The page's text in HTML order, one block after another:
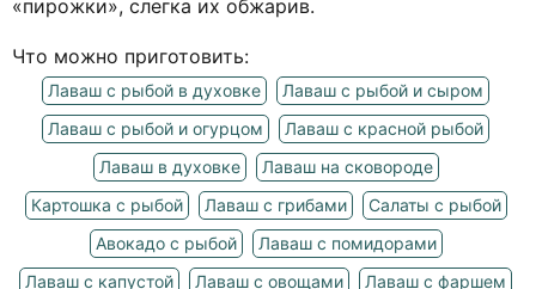
«пирожки», слегка их обжарив.
Что можно приготовить:
Лаваш с рыбой в духовке
Лаваш с рыбой и сыром
Лаваш с рыбой и огурцом
Лаваш с красной рыбой
Лаваш в духовке
Лаваш на сковороде
Картошка с рыбой
Лаваш с грибами
Салаты с рыбой
Авокадо с рыбой
Лаваш с помидорами
Лаваш с капустой
Лаваш с овощами
Лаваш с фаршем